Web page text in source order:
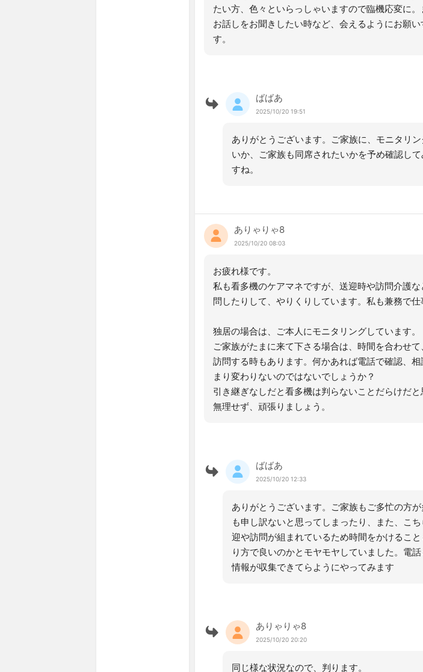
たい方、色々といらっしゃいますので臨機応変に
お話しをお聞きしたい時など、会えるようにお願い
す。
ばばあ
2025/10/20 19:51
ありがとうございます。ご家族に、モニタリ
いか、ご家族も同席されたいかを予め確認し
すね。
ありゃりゃ8
2025/10/20 08:03
お疲れ様です。
私も看多機のケアマネですが、送迎時や訪問介護
問したりして、やりくりしています。私も兼務で仕
独居の場合は、ご本人にモニタリングしています。
ご家族がたまに来て下さる場合は、時間を合わせ
訪問する時もあります。何かあれば電話で確認、
まり変わりないのではないでしょうか？
引き継ぎなしだと看多機は判らないことだらけだと
無理せず、頑張りましょう。
ばばあ
2025/10/20 12:33
ありがとうございます。ご家族もご多忙の方
も申し訳ないと思ってしまったり、また、こ
迎や訪問が組まれているため時間をかけるこ
り方で良いのかとモヤモヤしていました。電
情報が収集できてらようにやってみます
ありゃりゃ8
2025/10/20 20:20
同じ様な状況なので、判ります。